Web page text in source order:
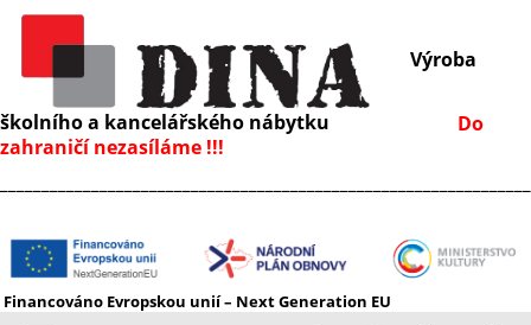
Výroba
školního a kancelářského nábytku Do
zahraničí nezasíláme !!!
Financováno Evropskou unií – Next Generation EU